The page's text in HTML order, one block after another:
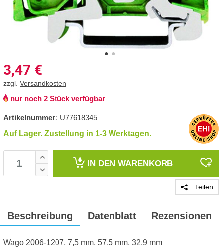
3,47 €
zzgl. Versandkosten
nur noch 2 Stück verfügbar
Artikelnummer: U77618345
Auf Lager. Zustellung in 1-3 Werktagen.
IN DEN WARENKORB
Teilen
Beschreibung Datenblatt Rezensionen
Wago 2006-1207, 7,5 mm, 57,5 mm, 32,9 mm